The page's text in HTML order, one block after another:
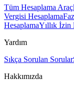
Tüm Hesaplama
Vergisi Hesaplama
HesaplamaYıllık İzin
Yardım
Sıkça Sorulan Sorular
Hakkımızda